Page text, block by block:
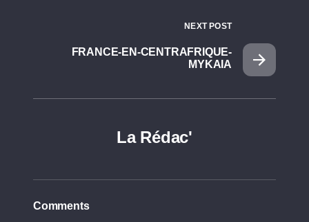
NEXT POST
FRANCE-EN-CENTRAFRIQUE-
MYKAIA
La Rédac'
Comments